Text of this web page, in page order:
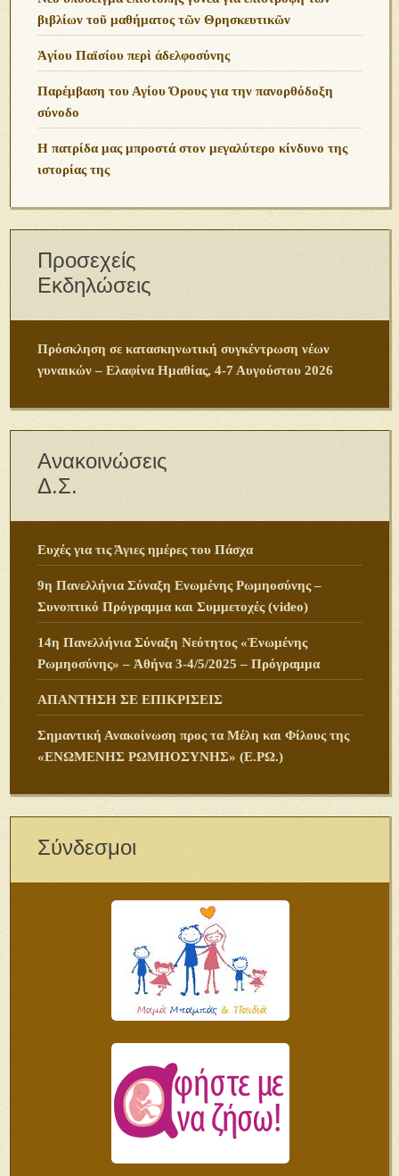
βιβλίων τοῦ μαθήματος τῶν Θρησκευτικῶν
Ἁγίου Παϊσίου περὶ ἀδελφοσύνης
Παρέμβαση του Αγίου Όρους για την πανορθόδοξη
σύνοδο
Η πατρίδα μας μπροστά στον μεγαλύτερο κίνδυνο της
ιστορίας της
Προσεχείς
Εκδηλώσεις
Πρόσκληση σε κατασκηνωτική συγκέντρωση νέων
γυναικών – Ελαφίνα Ημαθίας, 4-7 Αυγούστου 2026
Ανακοινώσεις
Δ.Σ.
Ευχές για τις Άγιες ημέρες του Πάσχα
9η Πανελλήνια Σύναξη Ενωμένης Ρωμηοσύνης –
Συνοπτικό Πρόγραμμα και Συμμετοχές (video)
14η Πανελλήνια Σύναξη Νεότητος «Ἑνωμένης
Ρωμηοσύνης» – Ἀθήνα 3-4/5/2025 – Πρόγραμμα
ΑΠΑΝΤΗΣΗ ΣΕ ΕΠΙΚΡΙΣΕΙΣ
Σημαντική Ανακοίνωση προς τα Μέλη και Φίλους της
«ΕΝΩΜΕΝΗΣ ΡΩΜΗΟΣΥΝΗΣ» (Ε.ΡΩ.)
Σύνδεσμοι